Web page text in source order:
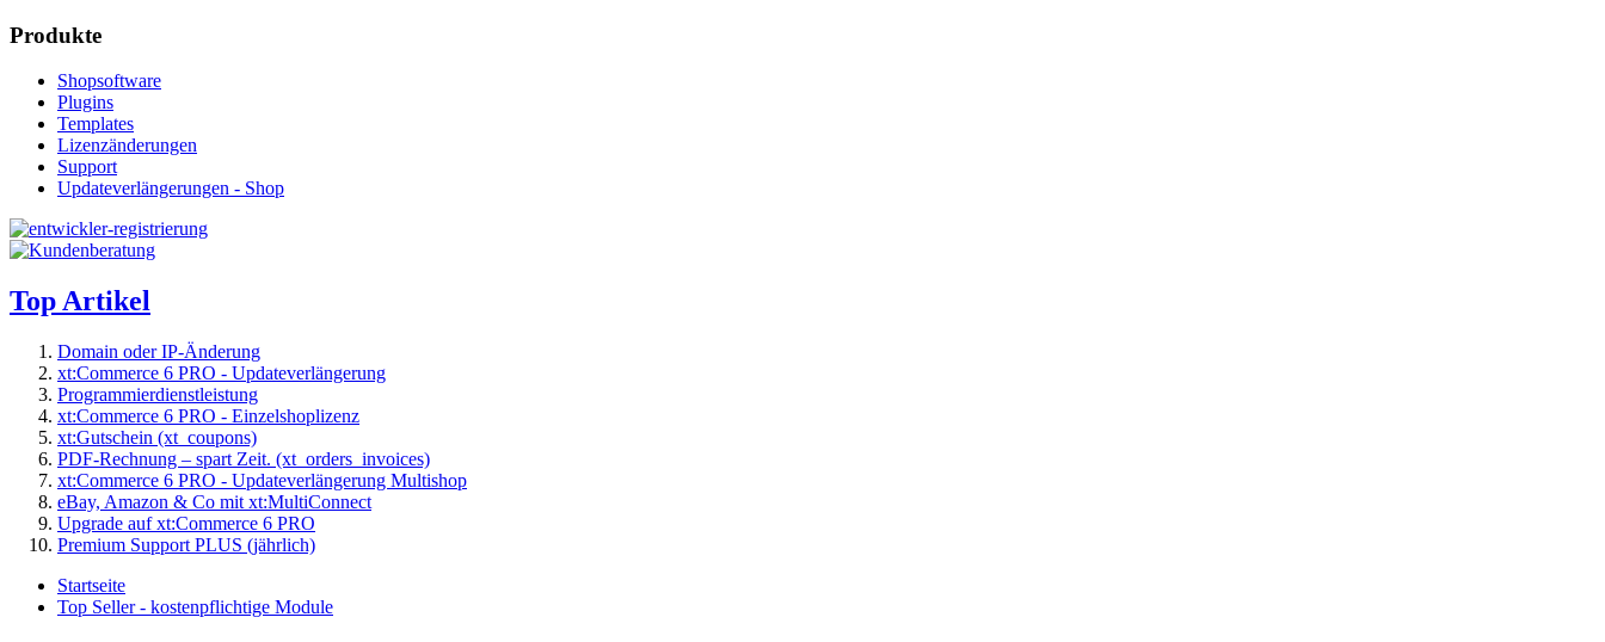
Produkte
Shopsoftware
Plugins
Templates
Lizenzänderungen
Support
Updateverlängerungen - Shop
Top Artikel
Domain oder IP-Änderung
xt:Commerce 6 PRO - Updateverlängerung
Programmierdienstleistung
xt:Commerce 6 PRO - Einzelshoplizenz
xt:Gutschein (xt_coupons)
PDF-Rechnung – spart Zeit. (xt_orders_invoices)
xt:Commerce 6 PRO - Updateverlängerung Multishop
eBay, Amazon & Co mit xt:MultiConnect
Upgrade auf xt:Commerce 6 PRO
Premium Support PLUS (jährlich)
Startseite
Top Seller - kostenpflichtige Module